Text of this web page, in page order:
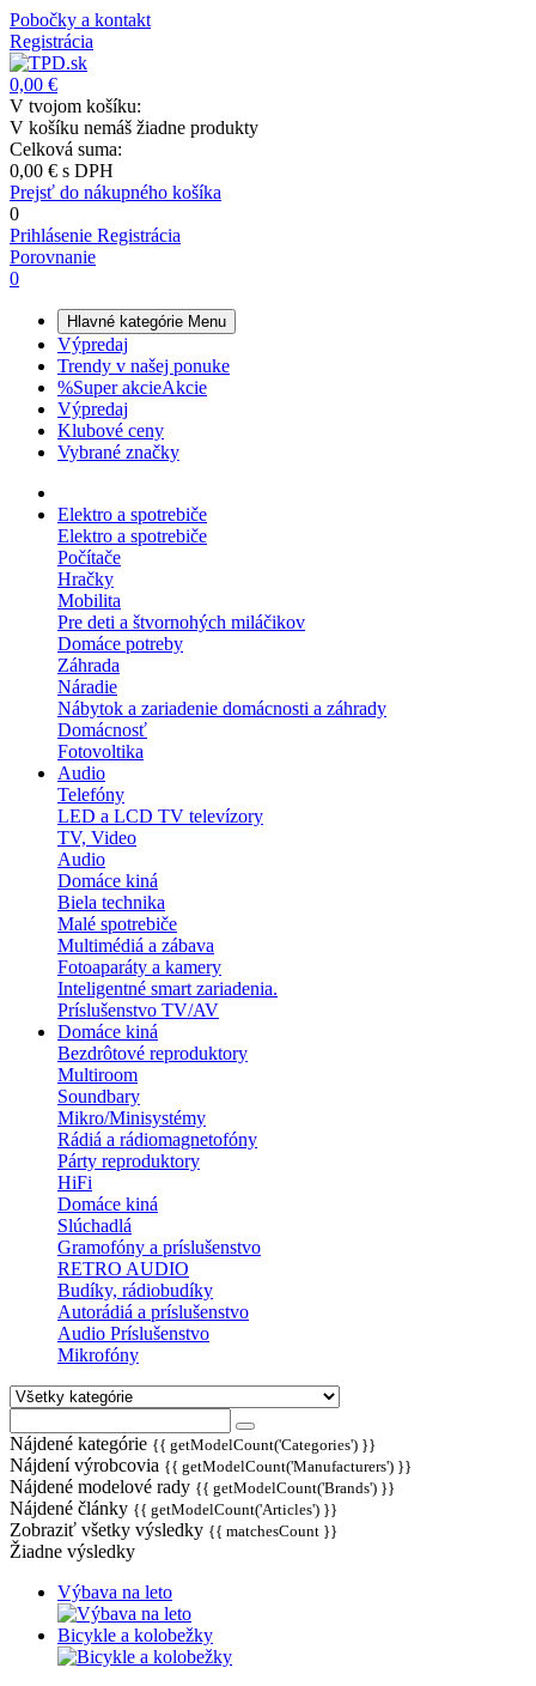
Pobočky a kontakt
Registrácia
0,00 €
V tvojom košíku:
V košíku nemáš žiadne produkty
Celková suma:
0,00 € s DPH
Prejsť do nákupného košíka
0
Prihlásenie Registrácia
Porovnanie
0
Hlavné kategórie Menu
Výpredaj
Trendy v našej ponuke
%Super akcieAkcie
Výpredaj
Klubové ceny
Vybrané značky
Elektro a spotrebiče
Elektro a spotrebiče
Počítače
Hračky
Mobilita
Pre deti a štvornohých miláčikov
Domáce potreby
Záhrada
Náradie
Nábytok a zariadenie domácnosti a záhrady
Domácnosť
Fotovoltika
Audio
Telefóny
LED a LCD TV televízory
TV, Video
Audio
Domáce kiná
Biela technika
Malé spotrebiče
Multimédiá a zábava
Fotoaparáty a kamery
Inteligentné smart zariadenia.
Príslušenstvo TV/AV
Domáce kiná
Bezdrôtové reproduktory
Multiroom
Soundbary
Mikro/Minisystémy
Rádiá a rádiomagnetofóny
Párty reproduktory
HiFi
Domáce kiná
Slúchadlá
Gramofóny a príslušenstvo
RETRO AUDIO
Budíky, rádiobudíky
Autorádiá a príslušenstvo
Audio Príslušenstvo
Mikrofóny
Nájdené kategórie {{ getModelCount('Categories') }}
Nájdení výrobcovia {{ getModelCount('Manufacturers') }}
Nájdené modelové rady {{ getModelCount('Brands') }}
Nájdené články {{ getModelCount('Articles') }}
Zobraziť všetky výsledky {{ matchesCount }}
Žiadne výsledky
Výbava na leto
Bicykle a kolobežky